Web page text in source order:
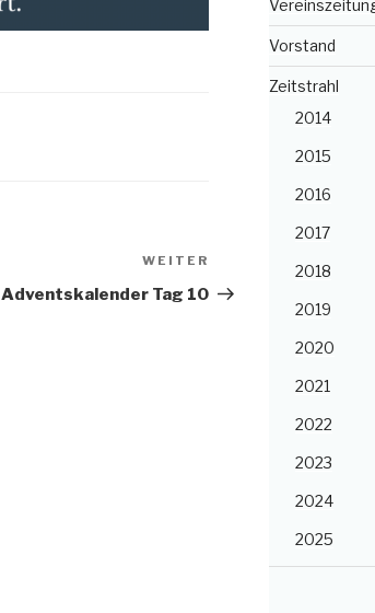
Beitrag
WEITER
Adventskalender Tag 10
Vorstand
Zeitstrahl
2014
2015
2016
2017
2018
2019
2020
2021
2022
2023
2024
2025